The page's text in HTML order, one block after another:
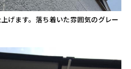
げます。落ち着いた雰囲気のグレー